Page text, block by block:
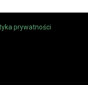
prywatności